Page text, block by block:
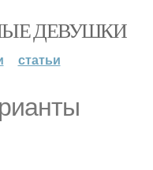
ДЕВУШКИ
статьи